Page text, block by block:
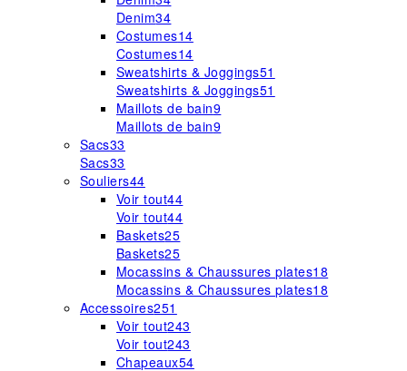
Denim34
Costumes14
Costumes14
Sweatshirts & Joggings51
Sweatshirts & Joggings51
Maillots de bain9
Maillots de bain9
Sacs33
Sacs33
Souliers44
Voir tout44
Voir tout44
Baskets25
Baskets25
Mocassins & Chaussures plates18
Mocassins & Chaussures plates18
Accessoires251
Voir tout243
Voir tout243
Chapeaux54